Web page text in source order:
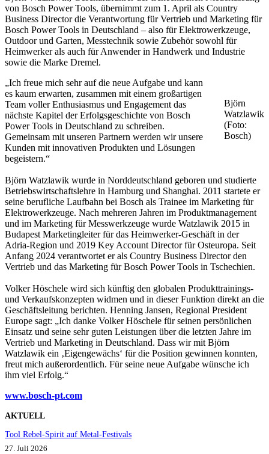
von Bosch Power Tools, übernimmt zum 1. April als Country
Business Director die Verantwortung für Vertrieb und Marketing für
Bosch Power Tools in Deutschland ‒ also für Elektrowerkzeuge,
Outdoor und Garten, Messtechnik sowie Zubehör sowohl für
Heimwerker als auch für Anwender in Handwerk und Industrie
sowie die Marke Dremel.
Björn
Watzlawik
(Foto:
Bosch)
„Ich freue mich sehr auf die neue Aufgabe und kann
es kaum erwarten, zusammen mit einem großartigen
Team voller Enthusiasmus und Engagement das
nächste Kapitel der Erfolgsgeschichte von Bosch
Power Tools in Deutschland zu schreiben.
Gemeinsam mit unseren Partnern werden wir unsere
Kunden mit innovativen Produkten und Lösungen
begeistern.“
Björn Watzlawik wurde in Norddeutschland geboren und studierte
Betriebswirtschaftslehre in Hamburg und Shanghai. 2011 startete er
seine berufliche Laufbahn bei Bosch als Trainee im Marketing für
Elektrowerkzeuge. Nach mehreren Jahren im Produktmanagement
und im Marketing für Messwerkzeuge wurde Watzlawik 2015 in
Budapest Marketingleiter für das Heimwerker-Geschäft in der
Adria-Region und 2019 Key Account Director für Osteuropa. Seit
Anfang 2024 verantwortet er als Country Business Director den
Vertrieb und das Marketing für Bosch Power Tools in Tschechien.
Volker Höschele wird sich künftig den globalen Produkttrainings-
und Verkaufskonzepten widmen und in dieser Funktion direkt an die
Geschäftsleitung berichten. Henning Jansen, Regional President
Europe sagt: „Ich danke Volker Höschele für seinen persönlichen
Einsatz und seine sehr guten Leistungen über die letzten Jahre im
Vertrieb und Marketing in Deutschland. Dass wir mit Björn
Watzlawik ein ‚Eigengewächs‘ für die Position gewinnen konnten,
freut mich außerordentlich. Für seine neue Aufgabe wünsche ich
ihm viel Erfolg.“
www.bosch-pt.com
AKTUELL
Tool Rebel-Spirit auf Metal-Festivals
27. Juli 2026